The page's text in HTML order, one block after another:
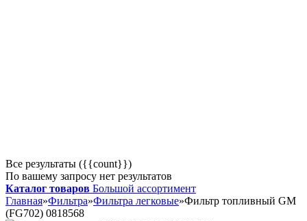
Все результаты ({{count}})
По вашему запросу нет результатов
Каталог товаров Большой ассортимент
Главная»Фильтра»Фильтра легковые»Фильтр топливный GM
(FG702) 0818568